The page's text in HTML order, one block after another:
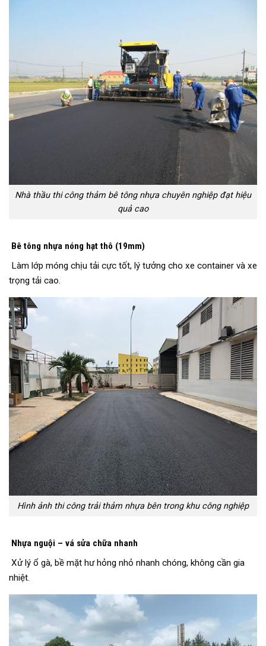
Nhà thầu thi công thảm bê tông nhựa chuyên nghiệp đạt hiệu
quả cao
Bê tông nhựa nóng hạt thô (19mm)
Làm lớp móng chịu tải cực tốt, lý tưởng cho xe container và xe
trọng tải cao.
Hình ảnh thi công trải thảm nhựa bên trong khu công nghiệp
Nhựa nguội – vá sửa chữa nhanh
Xử lý ổ gà, bề mặt hư hỏng nhỏ nhanh chóng, không cần gia
nhiệt.